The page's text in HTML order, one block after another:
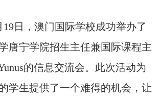
日，澳门国际学校成功举办了
唐宁学院招生主任兼国际课程主
的信息交流会。此次活动为
学生提供了一个难得的机会，让